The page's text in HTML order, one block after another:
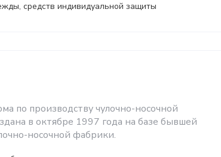
средств индивидуальной защиты
по производству чулочно-носочной
в октябре 1997 года на базе бывшей
носочной фабрики.